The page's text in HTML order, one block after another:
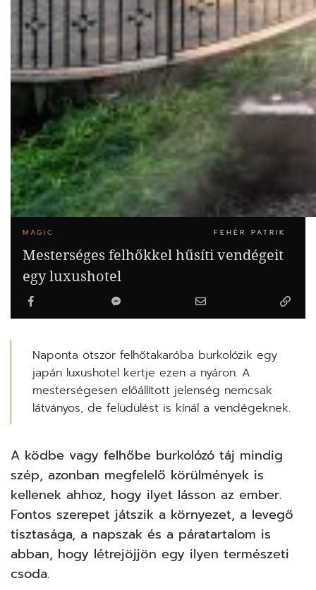
MAGIC FEHÉR PATRIK
Mesterséges felhőkkel hűsíti vendégeit
egy luxushotel
Naponta ötször felhőtakaróba burkolózik egy
japán luxushotel kertje ezen a nyáron. A
mesterségesen előállított jelenség nemcsak
látványos, de felüdülést is kínál a vendégeknek.
A ködbe vagy felhőbe burkolózó táj mindig
szép, azonban megfelelő körülmények is
kellenek ahhoz, hogy ilyet lásson az ember.
Fontos szerepet játszik a környezet, a levegő
tisztasága, a napszak és a páratartalom is
abban, hogy létrejöjjön egy ilyen természeti
csoda.